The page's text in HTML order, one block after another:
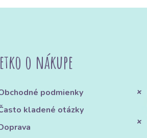
o nákupe
podmienky
kladené otázky